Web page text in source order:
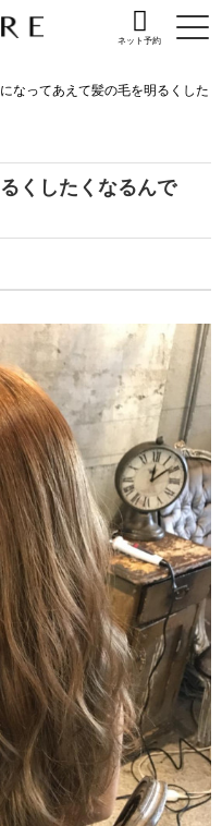
ネット予約
なってあえて髪の毛を明るくした
くしたくなるんで